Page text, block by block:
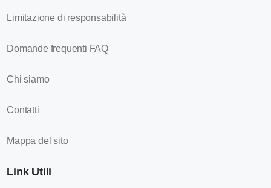
Limitazione di responsabilità
Domande frequenti FAQ
Chi siamo
Contatti
Mappa del sito
Link Utili